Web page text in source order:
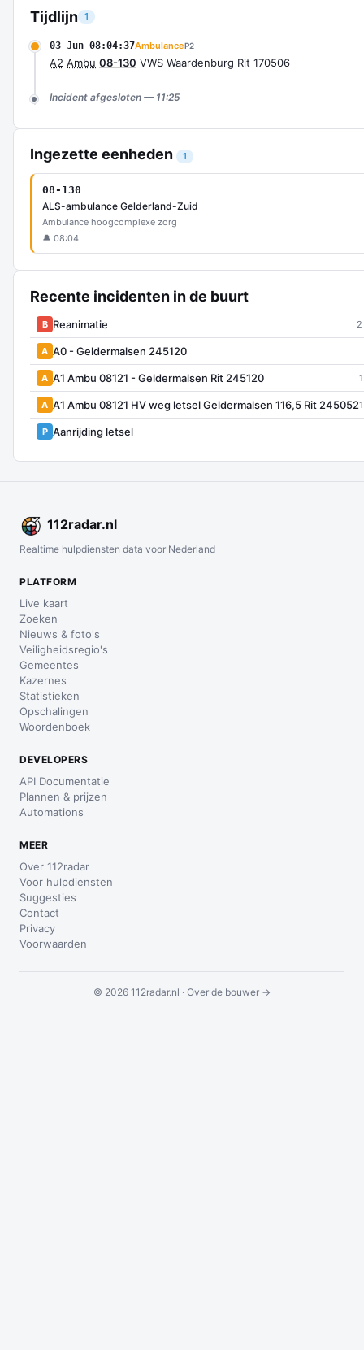
Tijdlijn 1
03 Jun 08:04:37AmbulanceP2
A2 Ambu 08-130 VWS Waardenburg Rit 170506
Incident afgesloten — 11:25
Ingezette eenheden 1
08-130
ALS-ambulance Gelderland-Zuid
Ambulance hoogcomplexe zorg
🔔 08:04
Recente incidenten in de buurt
B Reanimatie
A A0 - Geldermalsen 245120
A A1 Ambu 08121 - Geldermalsen Rit 245120
A A1 Ambu 08121 HV weg letsel Geldermalsen 116,5 Rit 245052
P Aanrijding letsel
112radar.nl
Realtime hulpdiensten data voor Nederland
PLATFORM
Live kaart
Zoeken
Nieuws & foto's
Veiligheidsregio's
Gemeentes
Kazernes
Statistieken
Opschalingen
Woordenboek
DEVELOPERS
API Documentatie
Plannen & prijzen
Automations
MEER
Over 112radar
Voor hulpdiensten
Suggesties
Contact
Privacy
Voorwaarden
© 2026 112radar.nl · Over de bouwer →